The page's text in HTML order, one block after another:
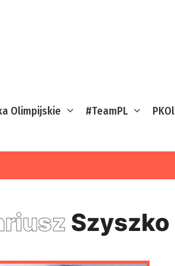
Olimpijskie #TeamPL PKOl
Szyszko